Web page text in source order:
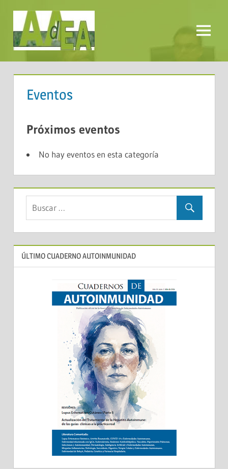
contenido
AADEA Menú
Eventos
Próximos eventos
No hay eventos en esta categoría
ÚLTIMO CUADERNO AUTOINMUNIDAD